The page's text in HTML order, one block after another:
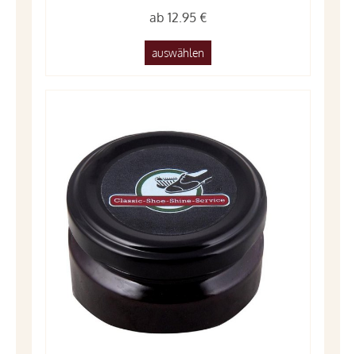
ab 12.95 €
auswählen